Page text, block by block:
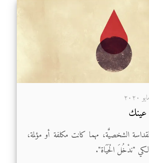
عينك
الشخصيَّة، مهما كانت مكلفة أو مؤلمة،
لكي "ندْخُلَ الْحَيَاة".